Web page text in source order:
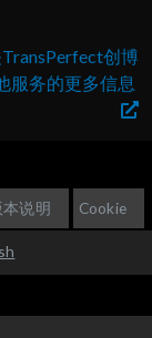
创博
服务的更多信息
本说明 Cookie